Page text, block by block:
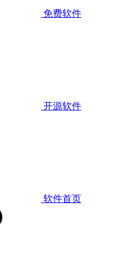
免费软件
开源软件
软件首页